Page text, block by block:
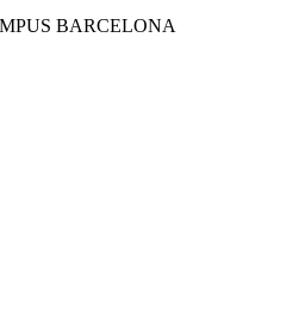
BARCELONA